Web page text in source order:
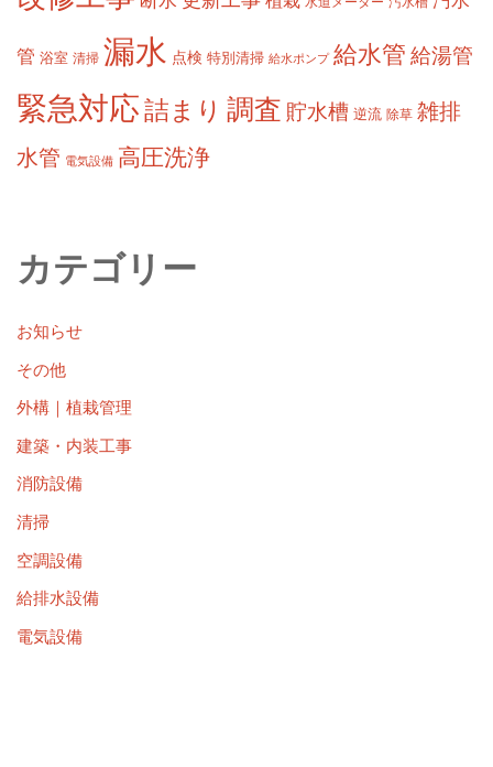
管 浴室 清掃 漏水 点検 特別清掃 給水ポンプ 給水管 給湯管
緊急対応詰まり 調査 貯水槽 逆流 除草 雑排
水管 電気設備 高圧洗浄
カテゴリー
お知らせ
その他
外構｜植栽管理
建築・内装工事
消防設備
清掃
空調設備
給排水設備
電気設備